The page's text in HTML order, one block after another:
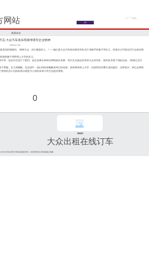
网站
集团动态
忘 大众汽车俱乐部真情谱写企业精神
2004-07-09
切的感谢信。“谢谢大众，你们都是好人。”——她们是大众汽车俱乐部试车队员工张振宇的妻子和女儿，特意向公司表达对大众俱乐部
病的妻子和即将上大学的女儿。
，也忍不住流下了眼泪。他主动拿出5000元帮助操办丧事，同日又在嘉定安亭的大众试车队、接车队开展了捐款活动。130多位员工
靓、女儿张晓帆。在交谈中，他们得知张晓帆高考已经结束，很有希望考上大学，但高昂的学费又成问题后，当即表示，单位会帮助
裕的员工也纷纷表示愿意为小张的未来大学生活提供资助。
0
96822
大众出租在线订车
全讯白菜官方网站的版权所有，未经授权禁止复制或建立镜像